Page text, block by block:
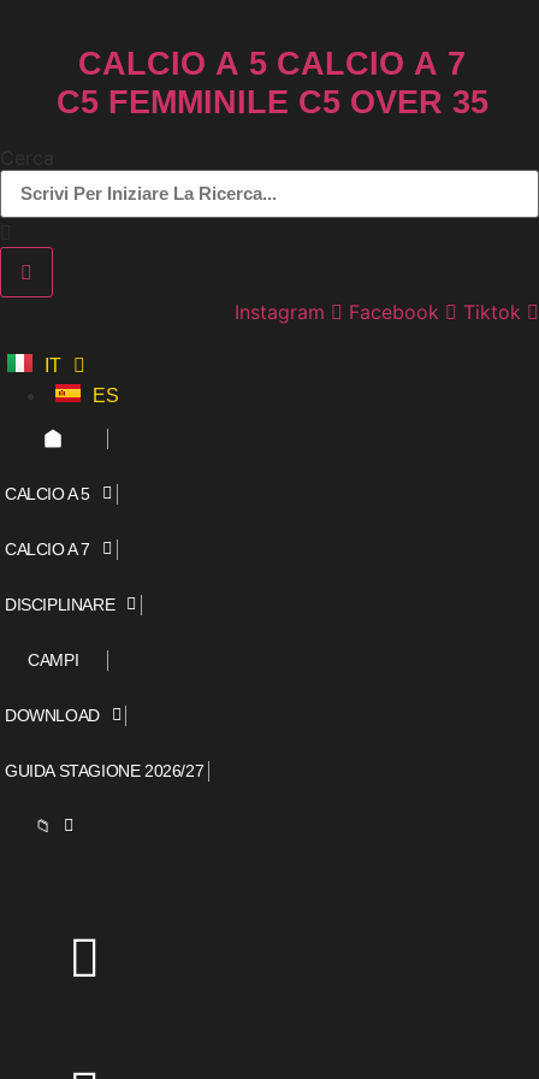
contenutoCALCIO A 5 CALCIO A 7
C5 FEMMINILE C5 OVER 35
Cerca
Instagram Facebook Tiktok
IT
ES
CALCIO A 5
CALCIO A 7
DISCIPLINARE
CAMPI
DOWNLOAD
GUIDA STAGIONE 2026/27
📁